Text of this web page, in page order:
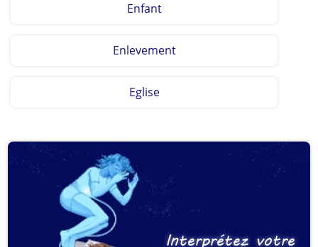
Enfant
Enlevement
Eglise
Interprétez votre